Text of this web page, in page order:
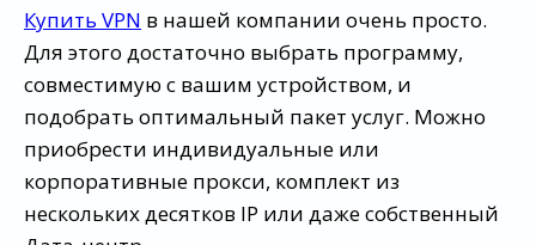
Купить VPN в нашей компании очень просто.
Для этого достаточно выбрать программу,
совместимую с вашим устройством, и
подобрать оптимальный пакет услуг. Можно
приобрести индивидуальные или
корпоративные прокси, комплект из
нескольких десятков IP или даже собственный